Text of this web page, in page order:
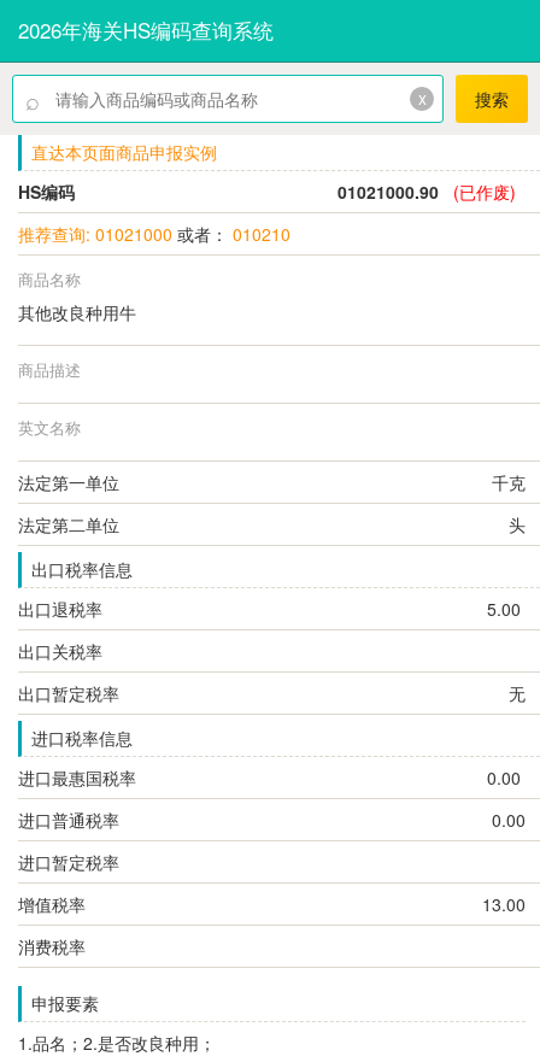
2026年海关HS编码查询系统
⌕ x 搜索
直达本页面商品申报实例
HS编码
01021000.90
(已作废)
推荐查询: 01021000 或者： 010210
商品名称
其他改良种用牛
商品描述
英文名称
法定第一单位
千克
法定第二单位
头
出口税率信息
出口退税率
5.00
出口关税率
出口暂定税率
无
进口税率信息
进口最惠国税率
0.00
进口普通税率
0.00
进口暂定税率
增值税率
13.00
消费税率
申报要素
1.品名；2.是否改良种用；